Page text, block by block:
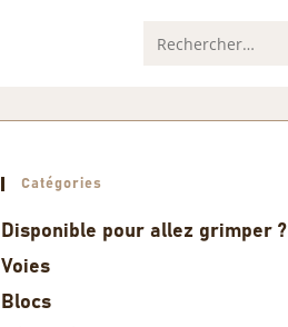
Rechercher
Catégories
Disponible pour allez grimper ?
Voies
Blocs